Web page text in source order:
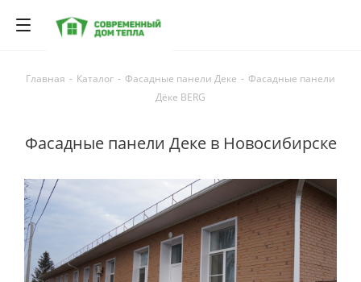
Главная - Каталог - Фасадные панели Деке - Фасадные панели
Дёке BERG
Фасадные панели Деке в Новосибирске